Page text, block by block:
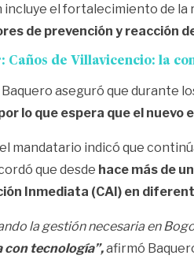
el fortalecimiento de la
de prevención y reacción
Caños de Villavicencio: la
aseguró que durante
lo que espera que el
mandatario indicó que
que desde hace más de
Inmediata (CAI) en
la gestión necesaria en
con tecnología”,afirmó